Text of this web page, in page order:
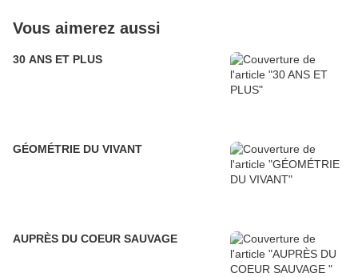
Vous aimerez aussi
30 ANS ET PLUS
GÉOMÉTRIE DU VIVANT
AUPRÈS DU COEUR SAUVAGE